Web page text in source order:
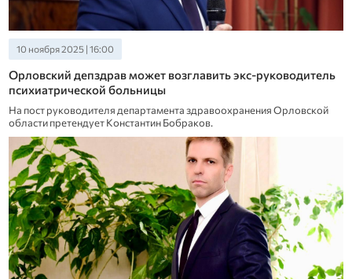
10 ноября 2025 | 16:00
Орловский депздрав может возглавить экс-руководитель
психиатрической больницы
На пост руководителя департамента здравоохранения Орловской
области претендует Константин Бобраков.